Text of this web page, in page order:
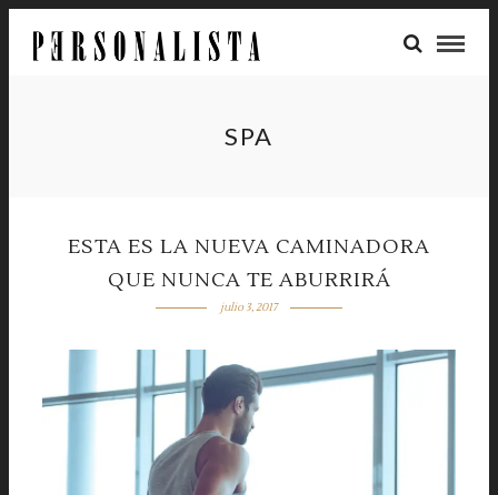
SPA
ESTA ES LA NUEVA CAMINADORA
QUE NUNCA TE ABURRIRÁ
julio 3, 2017